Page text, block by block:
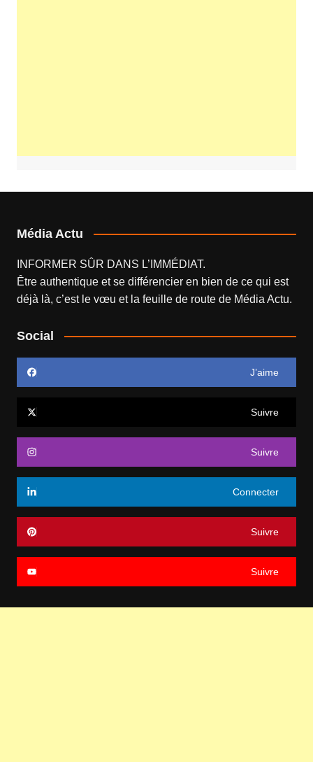
Média Actu
INFORMER SÛR DANS L’IMMÉDIAT.
Être authentique et se différencier en bien de ce qui est
déjà là, c’est le vœu et la feuille de route de Média Actu.
Social
J’aime
Suivre
Suivre
Connecter
Suivre
Suivre